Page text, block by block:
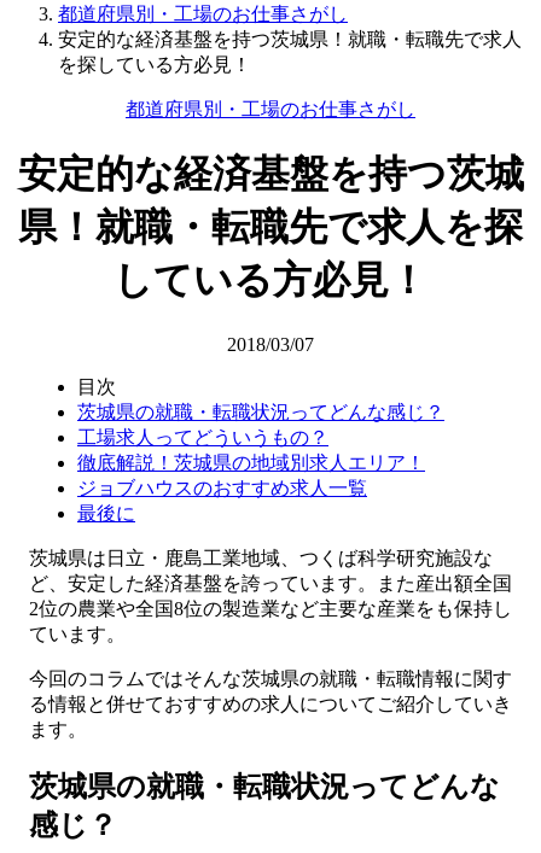
都道府県別・工場のお仕事さがし
安定的な経済基盤を持つ茨城県！就職・転職先で求人
を探している方必見！
都道府県別・工場のお仕事さがし
安定的な経済基盤を持つ茨城
県！就職・転職先で求人を探
している方必見！
2018/03/07
目次
茨城県の就職・転職状況ってどんな感じ？
工場求人ってどういうもの？
徹底解説！茨城県の地域別求人エリア！
ジョブハウスのおすすめ求人一覧
最後に
茨城県は日立・鹿島工業地域、つくば科学研究施設な
ど、安定した経済基盤を誇っています。また産出額全国
2位の農業や全国8位の製造業など主要な産業をも保持し
ています。
今回のコラムではそんな茨城県の就職・転職情報に関す
る情報と併せておすすめの求人についてご紹介していき
ます。
茨城県の就職・転職状況ってどんな
感じ？